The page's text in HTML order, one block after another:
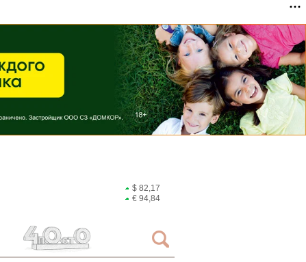
$ 82,17
€ 94,84